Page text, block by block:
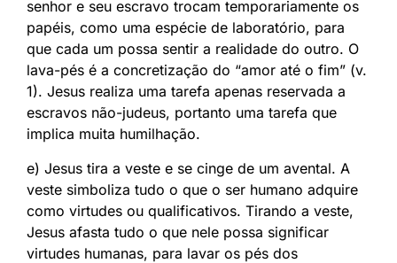
senhor e seu escravo trocam temporariamente os
papéis, como uma espécie de laboratório, para
que cada um possa sentir a realidade do outro. O
lava-pés é a concretização do “amor até o fim” (v.
1). Jesus realiza uma tarefa apenas reservada a
escravos não-judeus, portanto uma tarefa que
implica muita humilhação.
e) Jesus tira a veste e se cinge de um avental. A
veste simboliza tudo o que o ser humano adquire
como virtudes ou qualificativos. Tirando a veste,
Jesus afasta tudo o que nele possa significar
virtudes humanas, para lavar os pés dos